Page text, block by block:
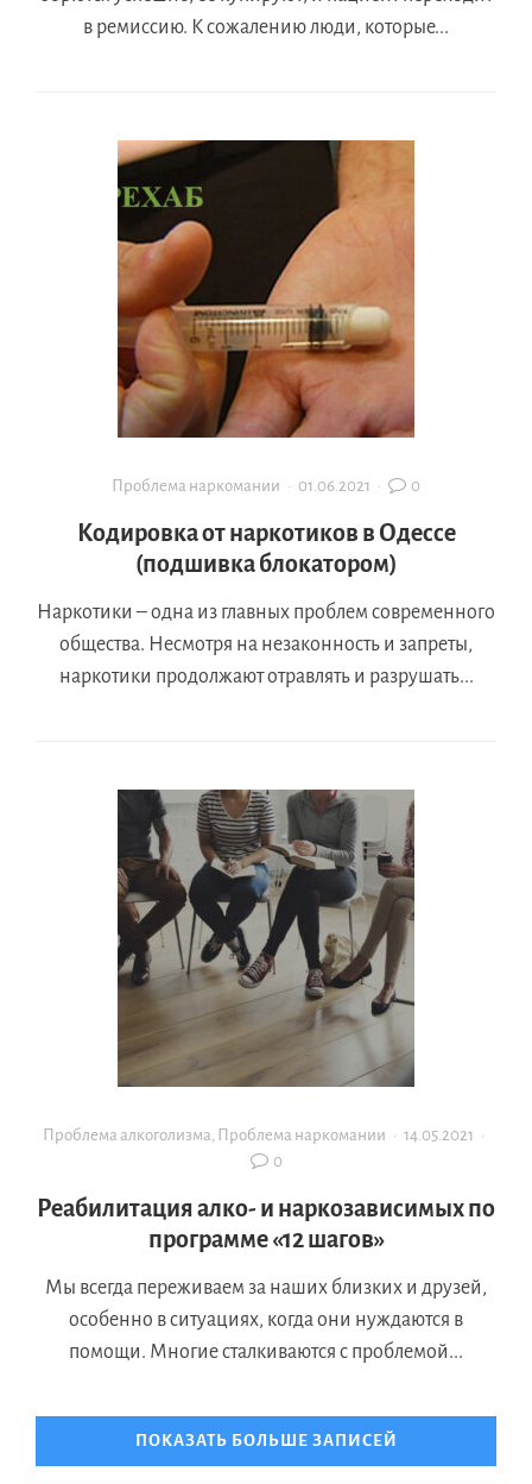
в ремиссию. К сожалению люди, которые...
Проблема наркомании · 01.06.2021 · 0
Кодировка от наркотиков в Одессе
(подшивка блокатором)
Наркотики – одна из главных проблем современного
общества. Несмотря на незаконность и запреты,
наркотики продолжают отравлять и разрушать...
Проблема алкоголизма, Проблема наркомании · 14.05.2021 ·
0
Реабилитация алко- и наркозависимых по
программе «12 шагов»
Мы всегда переживаем за наших близких и друзей,
особенно в ситуациях, когда они нуждаются в
помощи. Многие сталкиваются с проблемой...
ПОКАЗАТЬ БОЛЬШЕ ЗАПИСЕЙ